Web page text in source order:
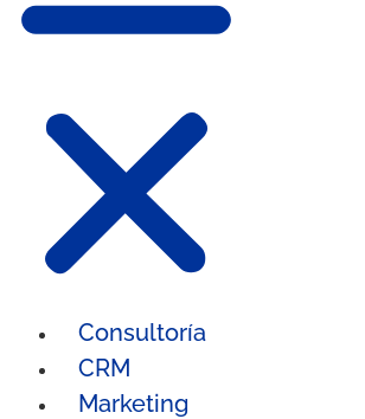
Consultoría
CRM
Marketing